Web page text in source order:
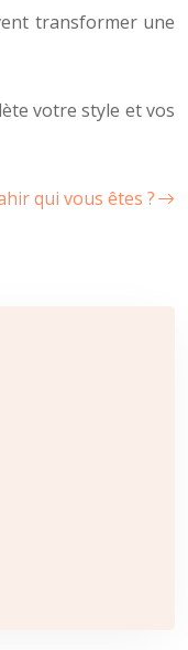
transformer une
votre style et vos
qui vous êtes ?